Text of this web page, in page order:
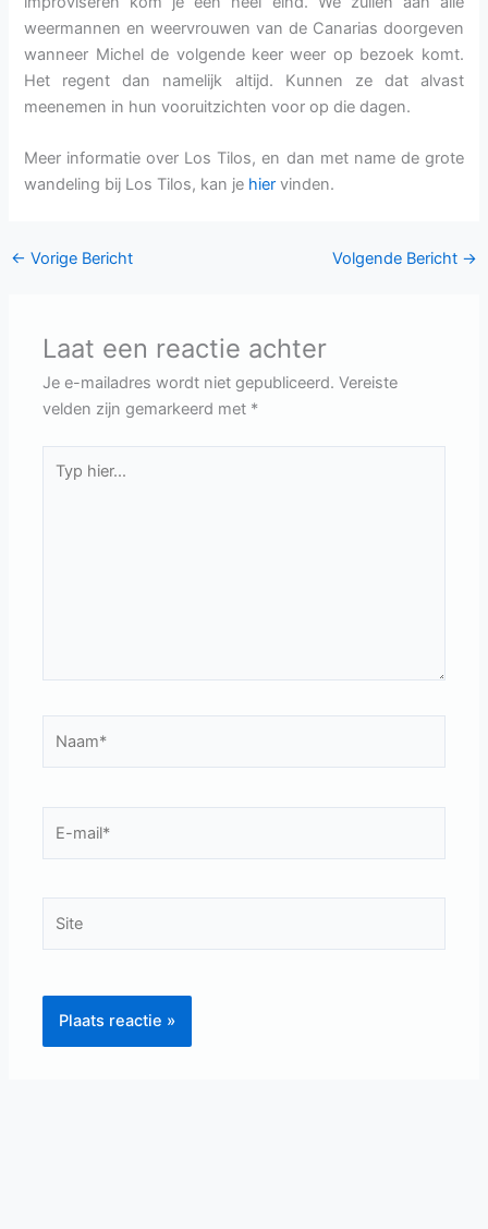
weermannen en weervrouwen van de Canarias doorgeven
wanneer Michel de volgende keer weer op bezoek komt.
Het regent dan namelijk altijd. Kunnen ze dat alvast
meenemen in hun vooruitzichten voor op die dagen.
Meer informatie over Los Tilos, en dan met name de grote
wandeling bij Los Tilos, kan je hier vinden.
← Vorige Bericht Volgende Bericht →
Laat een reactie achter
Je e-mailadres wordt niet gepubliceerd. Vereiste
velden zijn gemarkeerd met *
hier...
mail*